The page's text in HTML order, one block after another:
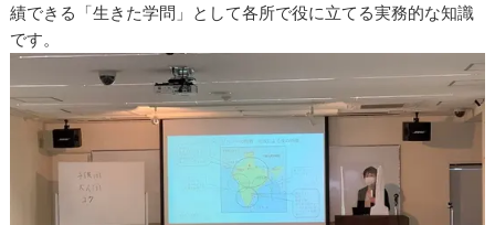
績できる「生きた学問」として各所で役に立てる実務的な知識
です。